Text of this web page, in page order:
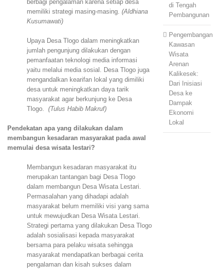
berbagi pengalaman karena setiap desa
memiliki strategi masing-masing. (Aldhiana
Kusumawati)
Upaya Desa Tlogo dalam meningkatkan
jumlah pengunjung dilakukan dengan
pemanfaatan teknologi media informasi
yaitu melalui media sosial. Desa Tlogo juga
mengandalkan kearifan lokal yang dimiliki
desa untuk meningkatkan daya tarik
masyarakat agar berkunjung ke Desa
Tlogo. (Tulus Habib Makruf)
Pendekatan apa yang dilakukan dalam
membangun kesadaran masyarakat pada awal
memulai desa wisata lestari?
Membangun kesadaran masyarakat itu
merupakan tantangan bagi Desa Tlogo
dalam membangun Desa Wisata Lestari.
Permasalahan yang dihadapi adalah
masyarakat belum memiliki visi yang sama
untuk mewujudkan Desa Wisata Lestari.
Strategi pertama yang dilakukan Desa Tlogo
adalah sosialisasi kepada masyarakat
bersama para pelaku wisata sehingga
masyarakat mendapatkan berbagai cerita
pengalaman dan kisah sukses dalam
di Tengah
Pembangunan
Pengembangan
Kawasan
Wisata
Arenan
Kalikesek:
Dari Inisiasi
Desa ke
Dampak
Ekonomi
Lokal